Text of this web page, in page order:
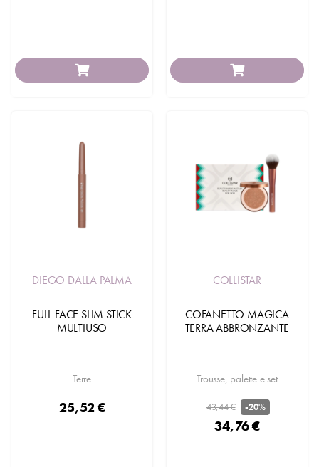
DIEGO DALLA PALMA
FULL FACE SLIM STICK
MULTIUSO
Terre
25,52 €
COLLISTAR
COFANETTO MAGICA
TERRA ABBRONZANTE
Trousse, palette e set
43,44 € -20%
34,76 €